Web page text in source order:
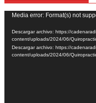
Reproductor
de
vídeo
Media error: Format(s) not
Descargar archivo: https://
content/uploads/2024/06/
Descargar archivo: https://
content/uploads/2024/06/